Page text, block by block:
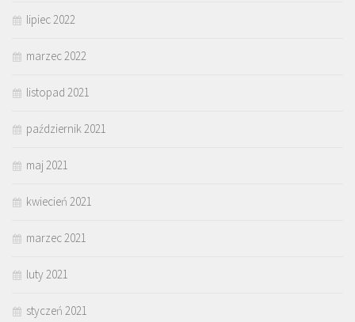
lipiec 2022
marzec 2022
listopad 2021
październik 2021
maj 2021
kwiecień 2021
marzec 2021
luty 2021
styczeń 2021